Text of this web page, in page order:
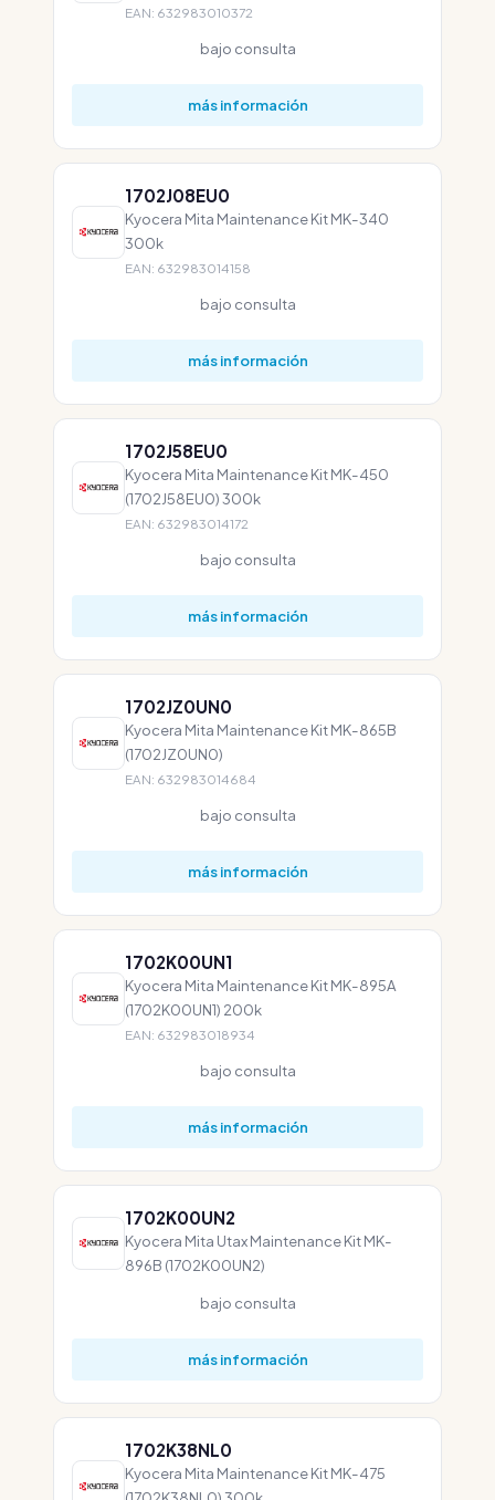
EAN: 632983010372
bajo consulta
más información
1702J08EU0
Kyocera Mita Maintenance Kit MK-340
300k
EAN: 632983014158
bajo consulta
más información
1702J58EU0
Kyocera Mita Maintenance Kit MK-450
(1702J58EU0) 300k
EAN: 632983014172
bajo consulta
más información
1702JZ0UN0
Kyocera Mita Maintenance Kit MK-865B
(1702JZ0UN0)
EAN: 632983014684
bajo consulta
más información
1702K00UN1
Kyocera Mita Maintenance Kit MK-895A
(1702K00UN1) 200k
EAN: 632983018934
bajo consulta
más información
1702K00UN2
Kyocera Mita Utax Maintenance Kit MK-
896B (1702K00UN2)
bajo consulta
más información
1702K38NL0
Kyocera Mita Maintenance Kit MK-475